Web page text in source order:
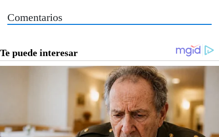
Comentarios